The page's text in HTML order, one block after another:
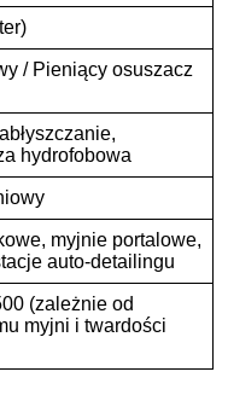
/ Pieniący osuszacz
hydrofobowa
myjnie portalowe,
auto-detailingu
(zależnie od
myjni i twardości